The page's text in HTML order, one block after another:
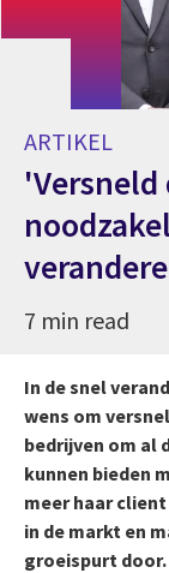
ARTIKEL
7 min read
In de snel
wens om
bedrijven om al
kunnen bieden
meer haar
in de markt en
groeispurt door.